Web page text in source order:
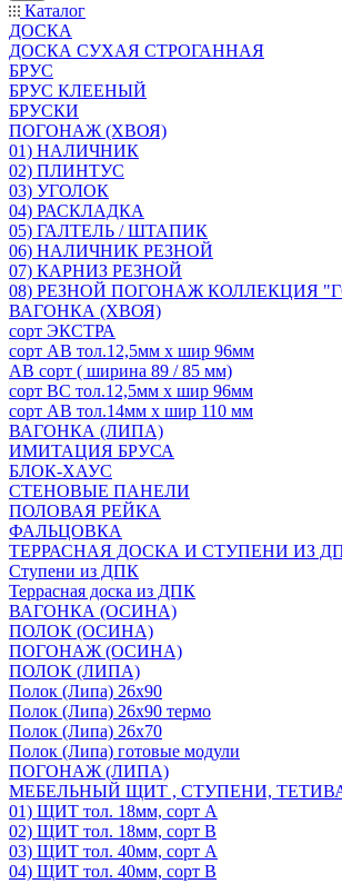
Каталог
ДОСКА
ДОСКА СУХАЯ СТРОГАННАЯ
БРУС
БРУС КЛЕЕНЫЙ
БРУСКИ
ПОГОНАЖ (ХВОЯ)
01) НАЛИЧНИК
02) ПЛИНТУС
03) УГОЛОК
04) РАСКЛАДКА
05) ГАЛТЕЛЬ / ШТАПИК
06) НАЛИЧНИК РЕЗНОЙ
07) КАРНИЗ РЕЗНОЙ
08) РЕЗНОЙ ПОГОНАЖ КОЛЛЕКЦИЯ
ВАГОНКА (ХВОЯ)
сорт ЭКСТРА
сорт АВ тол.12,5мм х шир 96мм
АВ сорт ( ширина 89 / 85 мм)
сорт ВС тол.12,5мм х шир 96мм
сорт АВ тол.14мм х шир 110 мм
ВАГОНКА (ЛИПА)
ИМИТАЦИЯ БРУСА
БЛОК-ХАУС
СТЕНОВЫЕ ПАНЕЛИ
ПОЛОВАЯ РЕЙКА
ФАЛЬЦОВКА
ТЕРРАСНАЯ ДОСКА И СТУПЕНИ ИЗ
Ступени из ДПК
Террасная доска из ДПК
ВАГОНКА (ОСИНА)
ПОЛОК (ОСИНА)
ПОГОНАЖ (ОСИНА)
ПОЛОК (ЛИПА)
Полок (Липа) 26х90
Полок (Липа) 26х90 термо
Полок (Липа) 26х70
Полок (Липа) готовые модули
ПОГОНАЖ (ЛИПА)
МЕБЕЛЬНЫЙ ЩИТ , СТУПЕНИ,
01) ЩИТ тол. 18мм, сорт А
02) ЩИТ тол. 18мм, сорт В
03) ЩИТ тол. 40мм, сорт А
04) ЩИТ тол. 40мм, сорт В